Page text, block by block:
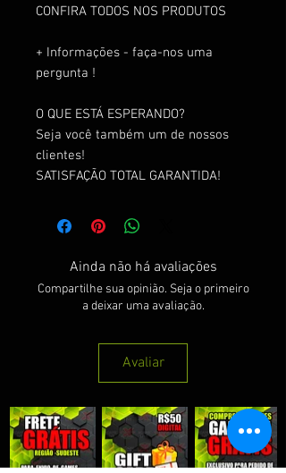
CONFIRA TODOS NOS PRODUTOS
+ Informações - faça-nos uma
pergunta !
O QUE ESTÁ ESPERANDO?
Seja você também um de nossos
clientes!
SATISFAÇÃO TOTAL GARANTIDA!
Ainda não há avaliações
Compartilhe sua opinião. Seja o primeiro
a deixar uma avaliação.
Avaliar